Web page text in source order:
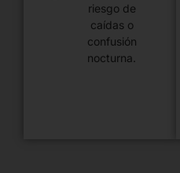
riesgo de
caídas o
confusión
nocturna.